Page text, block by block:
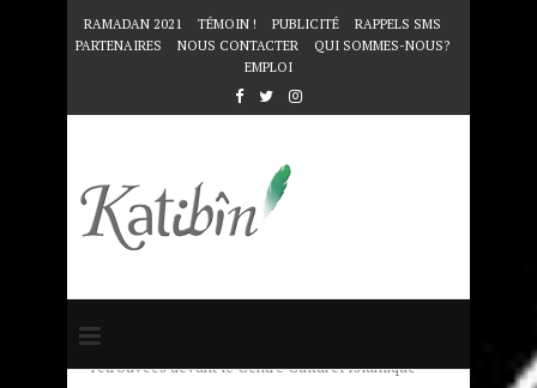
RAMADAN 2021 TÉMOIN ! PUBLICITÉ
RAPPELS SMS
PARTENAIRES
NOUS CONTACTER
QUI SOMMES-NOUS?
EMPLOI
Accueil
retrouvées devant le Centre Culturel Islamique